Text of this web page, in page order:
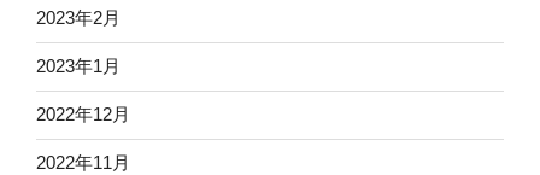
2023年2月
2023年1月
2022年12月
2022年11月